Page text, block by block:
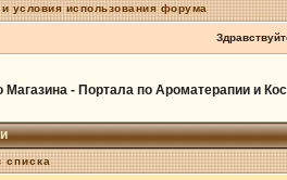
условия использования форума
- Портала по Ароматерапии и